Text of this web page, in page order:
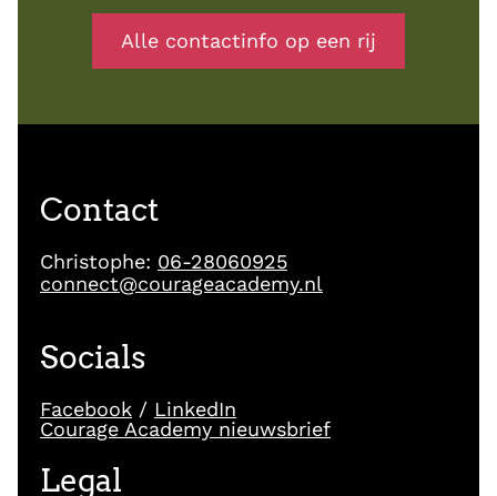
Alle contactinfo op een rij
Contact
Christophe: 06-28060925
connect@courageacademy.nl
Socials
Facebook / LinkedIn
Courage Academy nieuwsbrief
Legal